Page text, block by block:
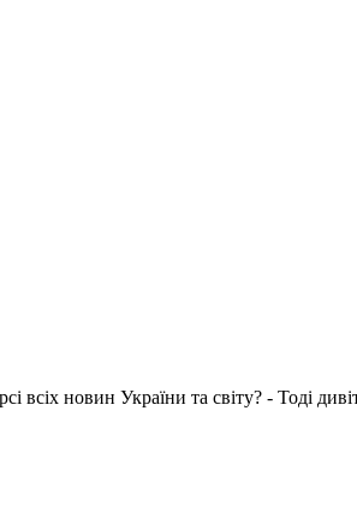
всіх новин України та світу? - Тоді